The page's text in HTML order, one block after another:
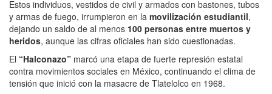
Estos individuos, vestidos de civil y armados con bastones, tubos
y armas de fuego, irrumpieron en la movilización estudiantil,
dejando un saldo de al menos 100 personas entre muertos y
heridos, aunque las cifras oficiales han sido cuestionadas.
El “Halconazo” marcó una etapa de fuerte represión estatal
contra movimientos sociales en México, continuando el clima de
tensión que inició con la masacre de Tlatelolco en 1968.